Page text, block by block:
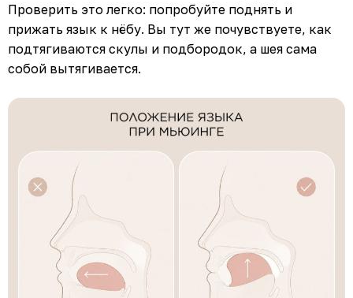
Проверить это легко: попробуйте поднять и
прижать язык к нёбу. Вы тут же почувствуете, как
подтягиваются скулы и подбородок, а шея сама
собой вытягивается.